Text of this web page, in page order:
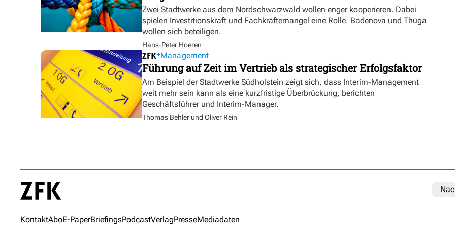
Zwei Stadtwerke aus dem Nordschwarzwald wollen enger kooperieren. Dabei
spielen Investitionskraft und Fachkräftemangel eine Rolle. Badenova und Thüga
wollen sich beteiligen.
Hans-Peter Hoeren
Management
Führung auf Zeit im Vertrieb als strategischer Erfolgsfaktor
Am Beispiel der Stadtwerke Südholstein zeigt sich, dass Interim-Management
weit mehr sein kann als eine kurzfristige Überbrückung, berichten
Geschäftsführer und Interim-Manager.
Thomas Behler und Oliver Rein
KontaktAboE-PaperBriefingsPodcastVerlagPresseMediadaten